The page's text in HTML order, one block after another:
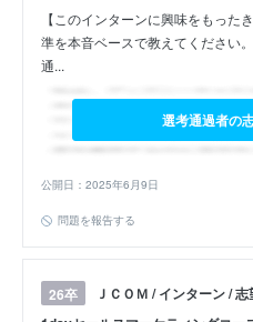
【このインターンに興味をもった
準を本音ベースで教えてください
通...
選考通過者の
公開日：2025年6月9日
問題を報告する
26卒
ＪＣＯＭ / インターン /